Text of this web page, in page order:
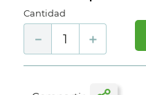
Cantidad
＋
－